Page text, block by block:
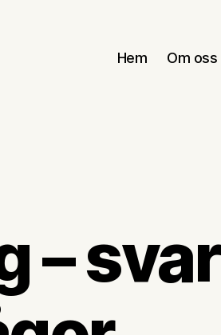
Hem Om oss
– svar